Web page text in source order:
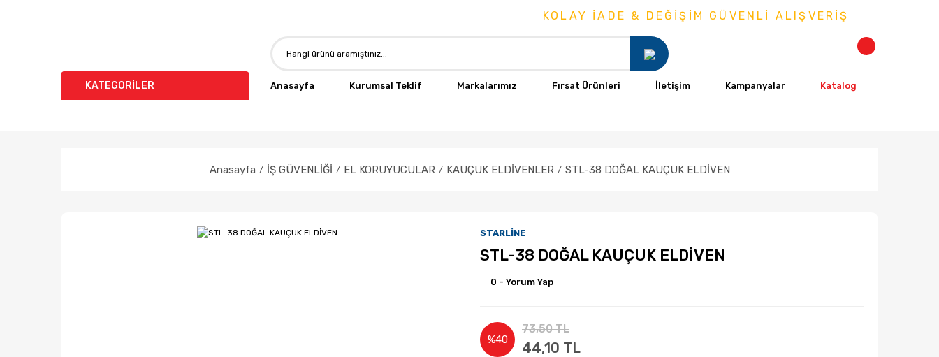
KOLAY İADE & DEĞİŞİM GÜVENLİ ALIŞVERİŞ
KATEGORİLER Anasayfa Kurumsal Teklif Markalarımız Fırsat Ürünleri İletişim Kampanyalar Katalog
Anasayfa İŞ GÜVENLİĞİ EL KORUYUCULAR KAUÇUK ELDİVENLER STL-38 DOĞAL KAUÇUK ELDİVEN
STARLİNE
STL-38 DOĞAL KAUÇUK ELDİVEN
0 - Yorum Yap
%40
73,50 TL
44,10 TL